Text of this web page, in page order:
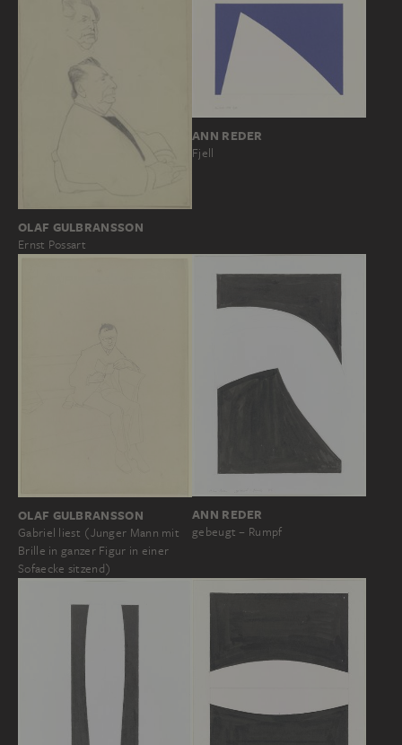
OLAF GULBRANSSON
Ernst Possart
ANN REDER
Fjell
OLAF GULBRANSSON
Gabriel liest (Junger Mann mit
Brille in ganzer Figur in einer
Sofaecke sitzend)
ANN REDER
gebeugt − Rumpf